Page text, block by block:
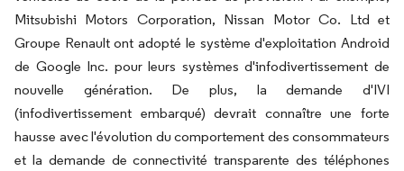
Mitsubishi Motors Corporation, Nissan Motor Co. Ltd et
Groupe Renault ont adopté le système d'exploitation Android
de Google Inc. pour leurs systèmes d'infodivertissement de
nouvelle génération. De plus, la demande d'IVI
(infodivertissement embarqué) devrait connaître une forte
hausse avec l'évolution du comportement des consommateurs
et la demande de connectivité transparente des téléphones